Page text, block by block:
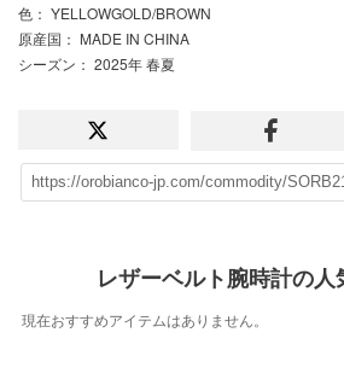
色 ： YELLOWGOLD/BROWN
原産国 ： MADE IN CHINA
シーズン ： 2025年 春夏
レザーベルト腕時計の
現在おすすめアイテムはありません。